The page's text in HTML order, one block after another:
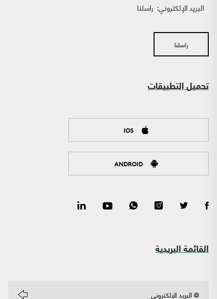
البريد الإلكتروني: راسلنا
راسلنا
تحميل التطبيقات
IOS
ANDROID
القائمة البريدية